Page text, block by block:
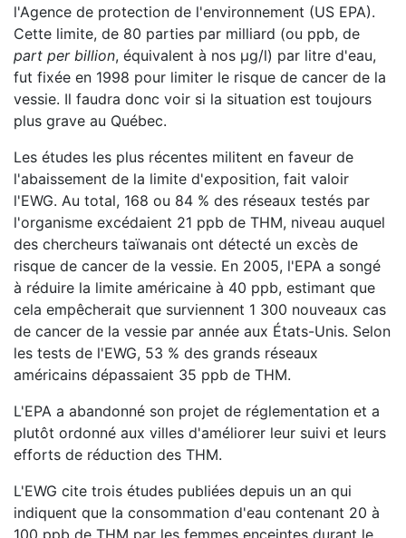
l'Agence de protection de l'environnement (US EPA).
Cette limite, de 80 parties par milliard (ou ppb, de
part per billion, équivalent à nos µg/l) par litre d'eau,
fut fixée en 1998 pour limiter le risque de cancer de la
vessie. Il faudra donc voir si la situation est toujours
plus grave au Québec.
Les études les plus récentes militent en faveur de
l'abaissement de la limite d'exposition, fait valoir
l'EWG. Au total, 168 ou 84 % des réseaux testés par
l'organisme excédaient 21 ppb de THM, niveau auquel
des chercheurs taïwanais ont détecté un excès de
risque de cancer de la vessie. En 2005, l'EPA a songé
à réduire la limite américaine à 40 ppb, estimant que
cela empêcherait que surviennent 1 300 nouveaux cas
de cancer de la vessie par année aux États-Unis. Selon
les tests de l'EWG, 53 % des grands réseaux
américains dépassaient 35 ppb de THM.
L'EPA a abandonné son projet de réglementation et a
plutôt ordonné aux villes d'améliorer leur suivi et leurs
efforts de réduction des THM.
L'EWG cite trois études publiées depuis un an qui
indiquent que la consommation d'eau contenant 20 à
100 ppb de THM par les femmes enceintes durant le